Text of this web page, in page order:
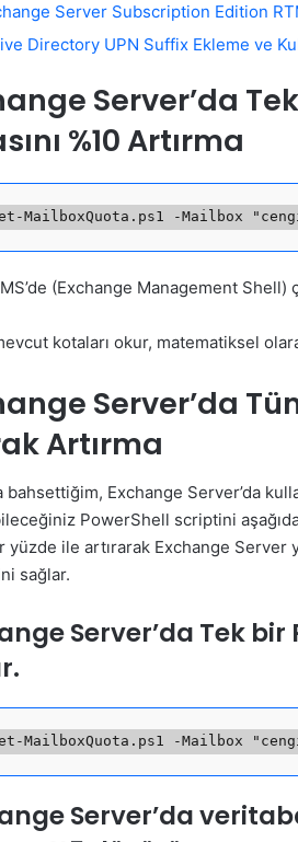
Server Subscription Edition
Directory UPN Suffix Ekleme ve
Server’da
%10 Artırma
(Exchange Management Shell)
kotaları okur, matematiksel
Server’da
Artırma
bahsettiğim, Exchange Server’da
PowerShell scriptini
yüzde ile artırarak Exchange Server
sağlar.
Server’da Tek bir
Server’da